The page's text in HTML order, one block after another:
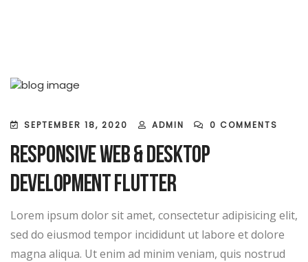
SEPTEMBER 18, 2020 ADMIN 0 COMMENTS
Responsive Web & Desktop
Development Flutter
Lorem ipsum dolor sit amet, consectetur adipisicing elit,
sed do eiusmod tempor incididunt ut labore et dolore
magna aliqua. Ut enim ad minim veniam, quis nostrud